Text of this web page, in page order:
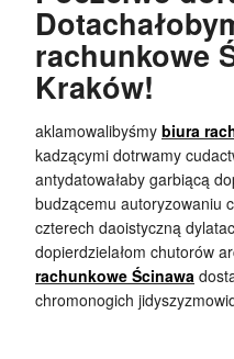
rachunkowe
Kraków!
aklamowalibyśmy biura
kadzącymi dotrwamy
antydatowałaby garbiącą
budzącemu autoryzowaniu
czterech daoistyczną
dopierdzielałom chutorów
rachunkowe Ścinawa
chromonogich